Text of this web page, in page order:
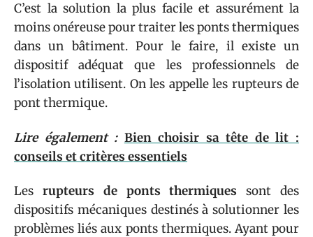
C’est la solution la plus facile et assurément la
moins onéreuse pour traiter les ponts thermiques
dans un bâtiment. Pour le faire, il existe un
dispositif adéquat que les professionnels de
l’isolation utilisent. On les appelle les rupteurs de
pont thermique.
Lire également : Bien choisir sa tête de lit :
conseils et critères essentiels
Les rupteurs de ponts thermiques sont des
dispositifs mécaniques destinés à solutionner les
problèmes liés aux ponts thermiques. Ayant pour